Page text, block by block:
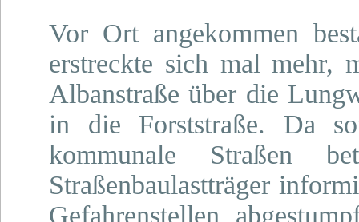
Vor Ort angekommen
erstreckte sich mal mehr,
Albanstraße über die
in die Forststraße. Da
kommunale Straßen
Straßenbaulastträger
Gefahrenstellen